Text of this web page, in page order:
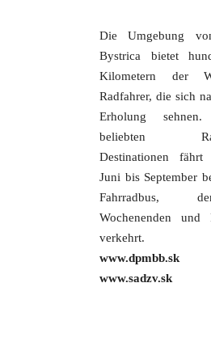
Die Umgebung
Bystrica bietet
Kilometern der
Radfahrer, die sich
Erholung
beliebten
Destinationen
Juni bis September
Fahrradbus,
Wochenenden und
verkehrt.
www.dpmbb.sk
www.sadzv.sk